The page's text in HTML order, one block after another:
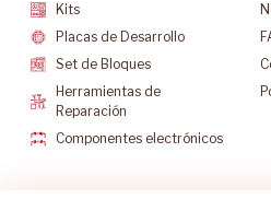
Kits
Placas de Desarrollo
Set de Bloques
Herramientas de
Reparación
Componentes electrónicos